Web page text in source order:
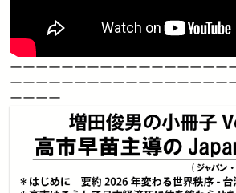
ーーーーーーーーーーーーーーーーー
ーーーーーーーーーーーーーーーーー
ーーーー